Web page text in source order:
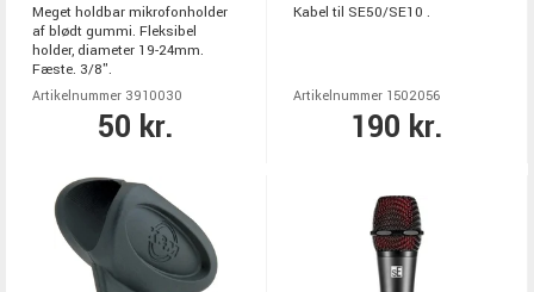
Meget holdbar mikrofonholder
af blødt gummi. Fleksibel
holder, diameter 19-24mm.
Fæste. 3/8".
Artikelnummer 3910030
50 kr.
Kabel til SE50/SE10 .
Artikelnummer 1502056
190 kr.